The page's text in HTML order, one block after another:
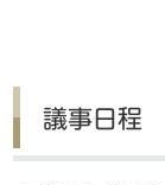
議事日程